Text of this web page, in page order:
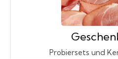
Probiersets und